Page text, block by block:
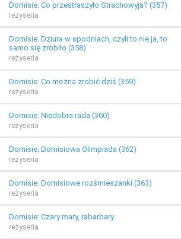
Domisie: Co przestraszyło Strachowyja? (357)
reżyseria
Domisie: Dziura w spodniach, czyli to nie ja, to
samo się zrobiło (358)
reżyseria
Domisie: Co można zrobić dziś (359)
reżyseria
Domisie: Niedobra rada (360)
reżyseria
Domisie: Domisiowa Olimpiada (362)
reżyseria
Domisie: Domisiowe rozśmieszanki (363)
reżyseria
Domisie: Czary mary, rabarbary
reżyseria